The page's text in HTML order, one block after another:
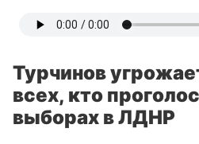
Турчинов
всех, кто
выборах в ЛДНР